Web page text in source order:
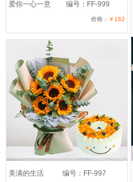
爱你一心一意 编号：FF-999
价格： ￥162
美满的生活 编号：FF-997